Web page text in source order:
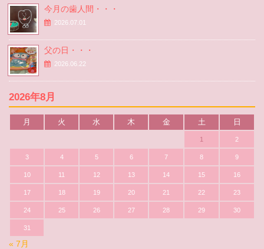
今月の歯人間・・・
2026.07.01
父の日・・・
2026.06.22
2026年8月
月 火 水 木 金 土 日
1 2
3 4 5 6 7 8 9
10 11 12 13 14 15 16
17 18 19 20 21 22 23
24 25 26 27 28 29 30
31
« 7月